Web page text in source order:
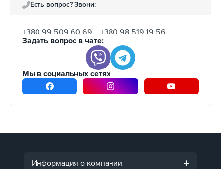
Есть вопрос? Звони:
+380 99 509 60 69
+380 98 519 19 56
Задать вопрос в чате:
Мы в социальных сетях
Информация о компании